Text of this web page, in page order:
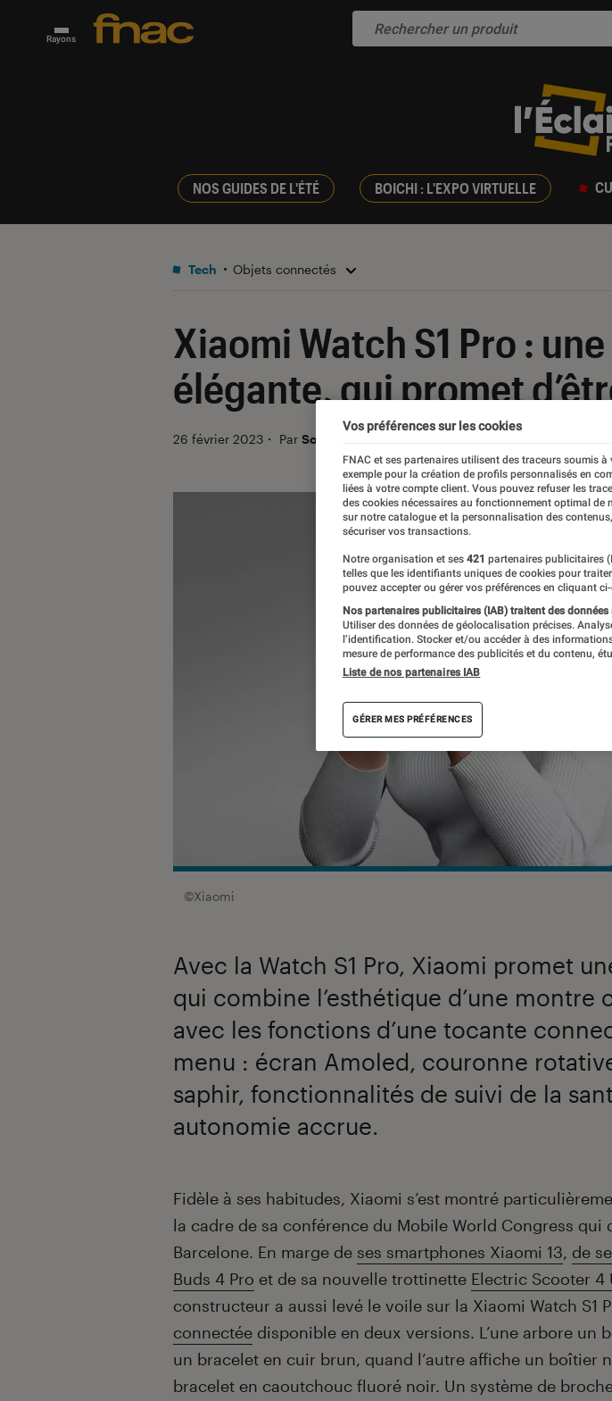
Rayons
NOS GUIDES DE L'ÉTÉ BOICHI : L'EXPO VIRTUELLE
Tech Objets connectés
Xiaomi Watch S1 Pro :
élégante, qui promet
26 février 2023 ・ Par Sofian Nouira
©Xiaomi
Avec la Watch S1 Pro, Xiaomi promet
qui combine l’esthétique d’une montre
avec les fonctions d’une tocante
menu : écran Amoled, couronne
saphir, fonctionnalités de suivi de la
autonomie accrue.
Introduction
Fidèle à ses habitudes, Xiaomi s’est montré
la cadre de sa conférence du Mobile World Congress qui
Barcelone. En marge de ses smartphones Xiaomi 13, de
Buds 4 Pro et de sa nouvelle trottinette Electric Scooter 4
constructeur a aussi levé le voile sur la Xiaomi Watch S1
connectée disponible en deux versions. L’une arbore un
un bracelet en cuir brun, quand l’autre affiche un boîtier
bracelet en caoutchouc fluoré noir. Un système de
Vos préférences sur les cookies
FNAC et ses partenaires utilisent des traceurs soumis
exemple pour la création de profils personnalisés en
liées à votre compte client. Vous pouvez refuser les
des cookies nécessaires au fonctionnement optimal de
sur notre catalogue et la personnalisation des
sécuriser vos transactions.
Notre organisation et ses 421 partenaires publicitaires
telles que les identifiants uniques de cookies pour
pouvez accepter ou gérer vos préférences en cliquant
Nos partenaires publicitaires (IAB) traitent des
Utiliser des données de géolocalisation précises.
l’identification. Stocker et/ou accéder à des
mesure de performance des publicités et du contenu,
Liste de nos partenaires IAB
GÉRER MES PRÉFÉRENCES